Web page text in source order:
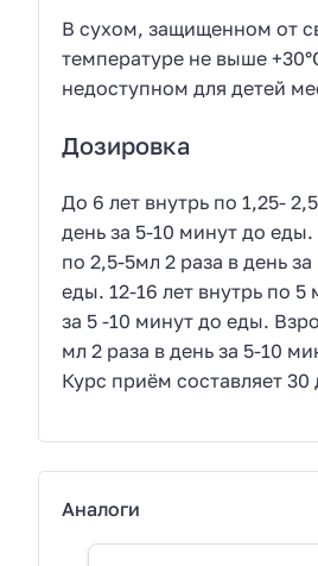
В сухом, защищенном от
температуре не выше
недоступном для детей
Дозировка
До 6 лет внутрь по 1,25-
день за 5-10 минут до еды.
по 2,5-5мл 2 раза в день
еды. 12-16 лет внутрь по 5
за 5 -10 минут до еды.
мл 2 раза в день за 5-10
Курс приём составляет 30
Аналоги